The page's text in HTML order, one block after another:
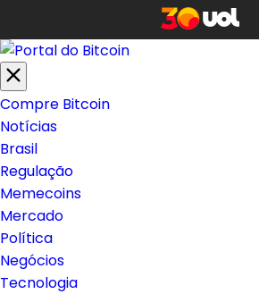
Compre Bitcoin
Notícias
Brasil
Regulação
Memecoins
Mercado
Política
Negócios
Tecnologia